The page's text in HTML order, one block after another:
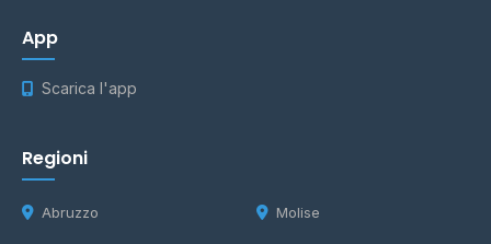
App
Scarica l'app
Regioni
Abruzzo Molise